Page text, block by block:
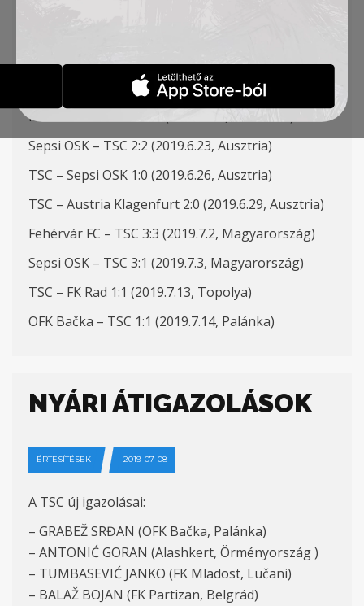
2019-07-08
FK SPARTAK – TSC 1:1 (2019.6.15, Szabadka)
Sepsi OSK – TSC 2:2 (2019.6.23, Ausztria)
TSC – Sepsi OSK 1:0 (2019.6.26, Ausztria)
TSC – Austria Klagenfurt 2:0 (2019.6.29, Ausztria)
Fehérvár FC – TSC 3:3 (2019.7.2, Magyarország)
Sepsi OSK – TSC 3:1 (2019.7.3, Magyarország)
TSC – FK Rad 1:1 (2019.7.13, Topolya)
OFK Bačka – TSC 1:1 (2019.7.14, Palánka)
NYÁRI ÁTIGAZOLÁSOK
ÉRTESÍTÉSEK 2019-07-08
A TSC új igazolásai:
– GRABEŽ SRĐAN (OFK Bačka, Palánka)
– ANTONIĆ GORAN (Alashkert, Örményország )
– TUMBASEVIĆ JANKO (FK Mladost, Lučani)
– BALAŽ BOJAN (FK Partizan, Belgrád)